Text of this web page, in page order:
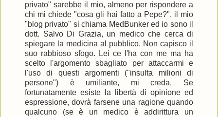
privato" sarebbe il mio, almeno per rispondere a
chi mi chiede "cosa gli hai fatto a Pepe?", il mio
"blog privato" si chiama MedBunker ed io sono il
dott. Salvo Di Grazia, un medico che cerca di
spiegare la medicina al pubblico. Non capisco il
suo rabbioso sfogo. Lei ce l'ha con me ma ha
scelto l'argomento sbagliato per attaccarmi e
l'uso di questi argomenti ("insulta milioni di
persone") è umiliante, mi creda. Se
fortunatamente esiste la libertà di opinione ed
espressione, dovrà farsene una ragione quando
qualcuno (se è un medico è addirittura un